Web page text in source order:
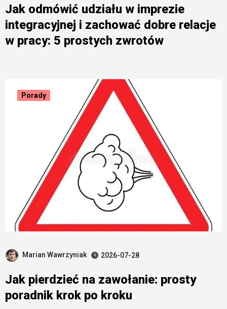
Jak odmówić udziału w imprezie
integracyjnej i zachować dobre relacje
w pracy: 5 prostych zwrotów
Porady
Marian Wawrzyniak 2026-07-28
Jak pierdzieć na zawołanie: prosty
poradnik krok po kroku